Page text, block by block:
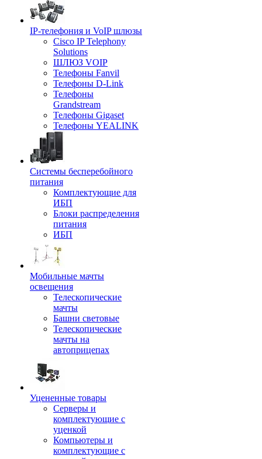
IP-телефония и VoIP шлюзы
Cisco IP Telephony
Solutions
ШЛЮЗ VOIP
Телефоны Fanvil
Телефоны D-Link
Телефоны
Grandstream
Телефоны Gigaset
Телефоны YEALINK
Системы бесперебойного
питания
Комплектующие для
ИБП
Блоки распределения
питания
ИБП
Мобильные мачты
освещения
Телескопические
мачты
Башни световые
Телескопические
мачты на
автоприцепах
Уцененные товары
Серверы и
комплектующие с
уценкой
Компьютеры и
комплектующие с